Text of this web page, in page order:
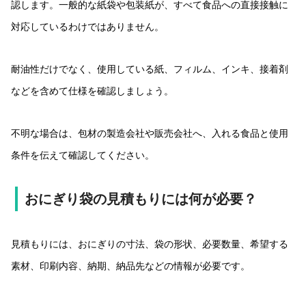
認します。一般的な紙袋や包装紙が、すべて食品への直接接触に
対応しているわけではありません。
耐油性だけでなく、使用している紙、フィルム、インキ、接着剤
などを含めて仕様を確認しましょう。
不明な場合は、包材の製造会社や販売会社へ、入れる食品と使用
条件を伝えて確認してください。
おにぎり袋の見積もりには何が必要？
見積もりには、おにぎりの寸法、袋の形状、必要数量、希望する
素材、印刷内容、納期、納品先などの情報が必要です。